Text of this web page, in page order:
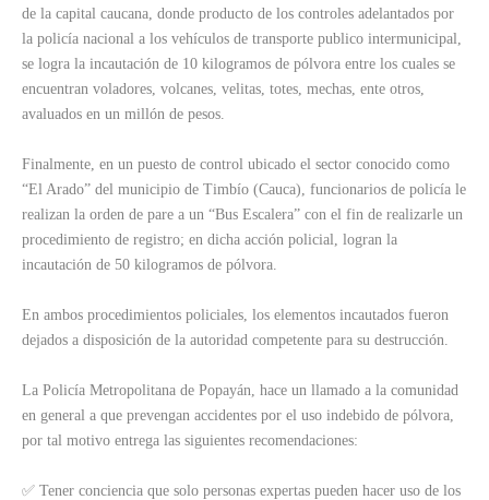
de la capital caucana, donde producto de los controles adelantados por
la policía nacional a los vehículos de transporte publico intermunicipal,
se logra la incautación de 10 kilogramos de pólvora entre los cuales se
encuentran voladores, volcanes, velitas, totes, mechas, ente otros,
avaluados en un millón de pesos.
Finalmente, en un puesto de control ubicado el sector conocido como
“El Arado” del municipio de Timbío (Cauca), funcionarios de policía le
realizan la orden de pare a un “Bus Escalera” con el fin de realizarle un
procedimiento de registro; en dicha acción policial, logran la
incautación de 50 kilogramos de pólvora.
En ambos procedimientos policiales, los elementos incautados fueron
dejados a disposición de la autoridad competente para su destrucción.
La Policía Metropolitana de Popayán, hace un llamado a la comunidad
en general a que prevengan accidentes por el uso indebido de pólvora,
por tal motivo entrega las siguientes recomendaciones:
✅ Tener conciencia que solo personas expertas pueden hacer uso de los